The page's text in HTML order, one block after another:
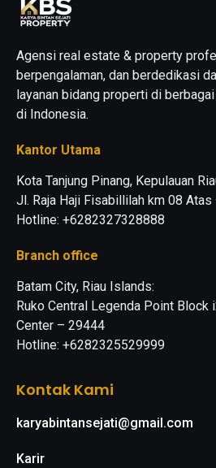
Agensi real estate & property
berpengalaman, dan berdedikasi
layanan bidang properti di
di Indonesia.
Kantor Utama
Kota Tanjung Pinang, Kepulauan
Jl. Raja Haji Fisabillilah km 08 Atas
Hotline: +6282327328888
Branch office
Batam City, Riau Islands:
Ruko Central Legenda Point Block
Center – 29444
Hotline: +6282325529999
Kontak Kami
karyabintansejati@gmail.com
Karir